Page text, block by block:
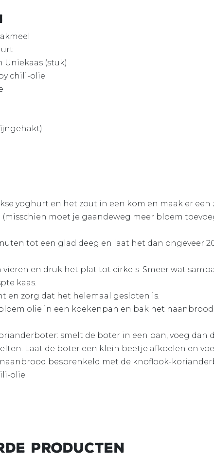
(stuk)
chili-olie
yoghurt en het zout in een kom en maak er een
(misschien moet je gaandeweg meer bloem
tot een glad deeg en laat het dan ongeveer
vieren en druk het plat tot cirkels. Smeer wat
kaas.
en zorg dat het helemaal gesloten is.
olie in een koekenpan en bak het
smelt de boter in een pan, voeg dan
Laat de boter een klein beetje afkoelen en
naanbrood besprenkeld met de knoflook-
olie.
producten